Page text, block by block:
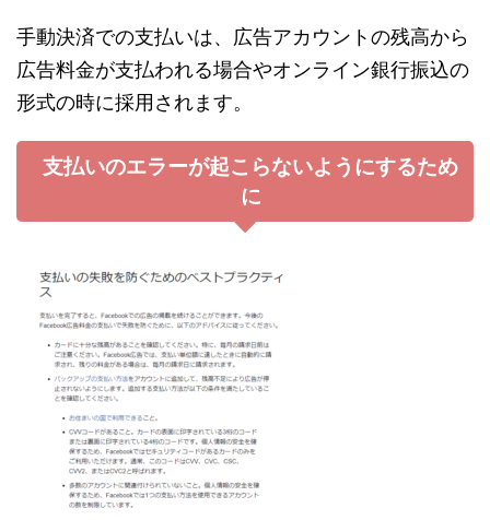
手動決済での支払いは、広告アカウントの残高から
広告料金が支払われる場合やオンライン銀行振込の
形式の時に採用されます。
支払いのエラーが起こらないようにするため
に